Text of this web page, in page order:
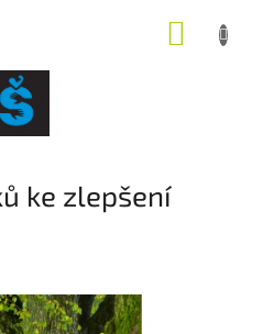
ke zlepšení